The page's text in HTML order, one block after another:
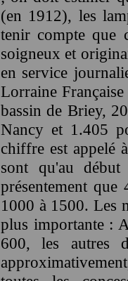
(en 1912), les
tenir compte que
soigneux et
en service
Lorraine
bassin de Briey,
Nancy et 1.405
chiffre est appelé
sont qu'au
présentement
1000 à 1500. Les
plus importante :
600, les autres